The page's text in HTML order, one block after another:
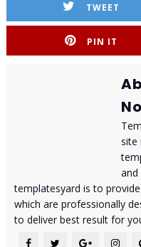
TWEET
PIN IT
site
and
templatesyard is to
which are professionally
to deliver best result for